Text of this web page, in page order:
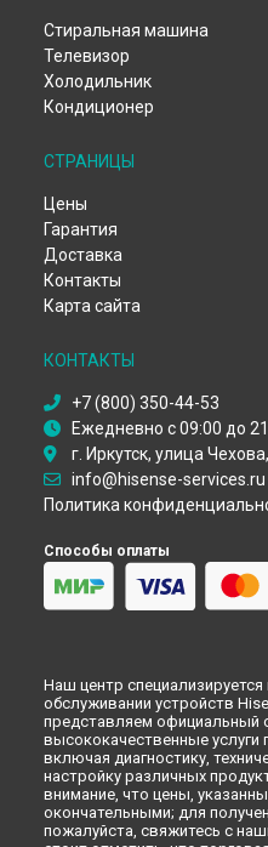
Замена платы обработки
Hisense в
Замена платы обработки
Hisense в Казани
Замена платы обработки
Замена платы обработки
Hisense в
Замена платы обработки
Hisense в
Замена платы обработки
Замена платы обработки
Замена платы обработки
Hisense вЯрославле
Замена платы обработки
Hisense вСаратове
Замена платы обработки
Замена платы обработки
Hisense в
Томске
Замена платы обработки
Замена платы обработки
Hisense вСамаре
Замена платы обработки
Hisense вОмске
Замена платы обработки
Hisense вКрасноярске
Стиральная машина
Телевизор
Холодильник
Кондиционер
СТРАНИЦЫ
Цены
Гарантия
Доставка
Контакты
Карта сайта
КОНТАКТЫ
+7 (800) 350-44-53
Ежедневно с 09:00 до
г. Иркутск, улица
info@hisense-services.ru
Политика
Способы оплаты
Наш центр специализируется
обслуживании устройств
представляем официальный
высококачественные услуги
включая диагностику,
настройку различных
внимание, что цены,
окончательными; для
пожалуйста, свяжитесь с